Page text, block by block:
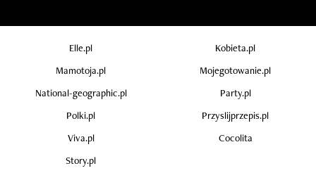
Elle.pl
Kobieta.pl
Mamotoja.pl
Mojegotowanie.pl
National-geographic.pl
Party.pl
Polki.pl
Przyslijprzepis.pl
Viva.pl
Cocolita
Story.pl